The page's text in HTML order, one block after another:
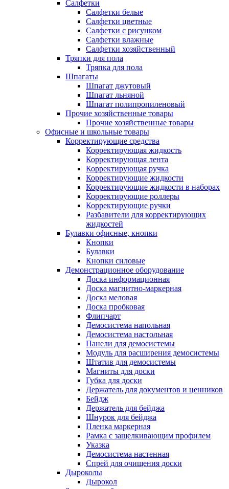
Салфетки
Салфетки белые
Салфетки цветные
Салфетки с рисунком
Салфетки влажные
Салфетки хозяйственный
Тряпки для пола
Тряпка для пола
Шпагаты
Шпагат джутовый
Шпагат льняной
Шпагат полипропиленовый
Прочие хозяйственные товары
Прочие хозяйственные товары
Офисные и школьные товары
Корректирующие средства
Корректирующая жидкость
Корректирующая лента
Корректирующая ручка
Корректирующие жидкости
Корректирующие жидкости в наборах
Корректирующие роллеры
Корректирующие ручки
Разбавители для корректирующих
жидкостей
Булавки офисные, кнопки
Кнопки
Булавки
Кнопки силовые
Демонстрационное оборудование
Доска информационная
Доска магнитно-маркерная
Доска меловая
Доска пробковая
Флипчарт
Демосистема напольная
Демосистема настольная
Панели для демосистемы
Модуль для расширения демосистемы
Штатив для демосистемы
Магниты для доски
Губка для доски
Держатель для документов и ценников
Бейдж
Держатель для бейджа
Шнурок для бейджа
Пленка маркерная
Рамка с защелкивающим профилем
Указка
Демосистема настенная
Спрей для очищения доски
Дыроколы
Дырокол